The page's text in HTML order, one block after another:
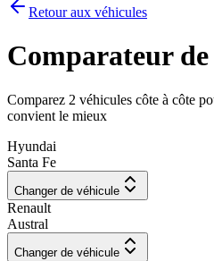
Retour aux véhicules
Comparateur
Comparez 2 véhicules côte à côte
convient le mieux
Hyundai
Santa Fe
Changer de véhicule
Renault
Austral
Changer de véhicule